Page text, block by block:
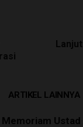
ARTIKEL LAINNYA
Memoriam Ustad